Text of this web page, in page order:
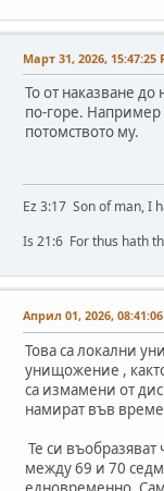
Март 31, 2026, 15:47:25
То от наказване
по-горе. Например
потомството му.
Ez 3:17 Son of man, I
Is 21:6 For thus hath
Април 01, 2026,
Това са локални
унищожение ,
са измамени от
намират във
Те си
между 69 и 70